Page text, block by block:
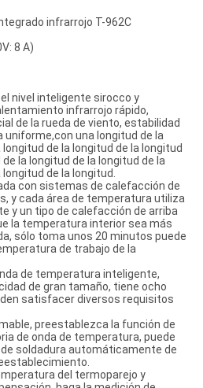
infrarrojo T-962C
8 A)
nivel inteligente sirocco y
infrarrojo rápido,
de la rueda de viento, estabilidad
una longitud de la
de la longitud de la longitud
la longitud de la longitud de la
de la longitud.
con sistemas de calefacción de
y cada área de temperatura utiliza
y un tipo de calefacción de arriba
la temperatura interior sea más
sólo toma unos 20 minutos puede
de trabajo de la
de temperatura inteligente,
de gran tamaño, tiene ocho
satisfacer diversos requisitos
preestablezca la función de
de onda de temperatura, puede
soldadura automáticamente de
del termoparejo y